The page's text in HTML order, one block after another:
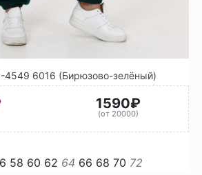
6016 (Бирюзово-зелёный)
1590₽
(от 20000)
58 60 62 64 66 68 70 72